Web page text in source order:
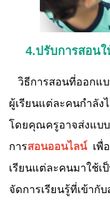
4.ปรับการสอน
วิธีการสอนที่ออกแบ
ผู้เรียนแต่ละคนกำลั
โดยคุณครูอาจส่งแบบ
การสอนออนไลน์เพื่อ
เรียนแต่ละคนมาใช้เ
จัดการเรียนรู้ที่เข้ากั